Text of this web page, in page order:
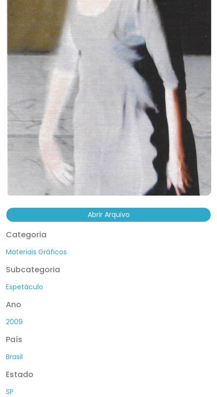
Abrir Arquivo
Categoria
Materiais Gráficos
Subcategoria
Espetáculo
Ano
2009
País
Brasil
Estado
SP